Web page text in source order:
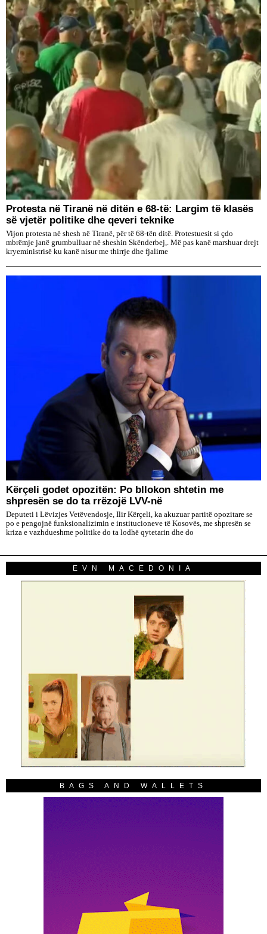
Protesta në Tiranë në ditën e 68-të: Largim të klasës
së vjetër politike dhe qeveri teknike
Vijon protesta në shesh në Tiranë, për të 68-tën ditë. Protestuesit si çdo
mbrëmje janë grumbulluar në sheshin Skënderbej,. Më pas kanë marshuar drejt
kryeministrisë ku kanë nisur me thirrje dhe fjalime
Kërçeli godet opozitën: Po bllokon shtetin me
shpresën se do ta rrëzojë LVV-në
Deputeti i Lëvizjes Vetëvendosje, Ilir Kërçeli, ka akuzuar partitë opozitare se
po e pengojnë funksionalizimin e institucioneve të Kosovës, me shpresën se
kriza e vazhdueshme politike do ta lodhë qytetarin dhe do
EVN MACEDONIA
BAGS AND WALLETS